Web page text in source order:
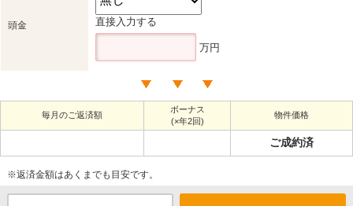
頭金 直接入力する
万円
毎月のご返済額
ボーナス
(×年2回)
物件価格
ご成約済
※返済金額はあくまでも目安です。